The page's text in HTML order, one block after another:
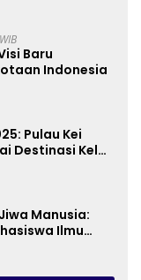
Baru
Indonesia
Pulau Kei
Destinasi Kelas
Manusia:
Ilmu